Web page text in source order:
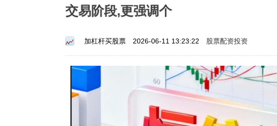
交易阶段,更强调个
加杠杆买股票 2026-06-11 13:23:22 股票配资投资